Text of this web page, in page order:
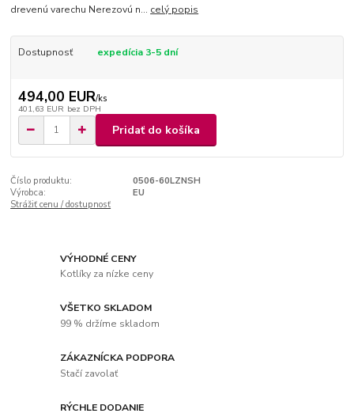
drevenú varechu Nerezovú n... celý popis
Dostupnosť expedícia 3-5 dní
494,00 EUR/ks
401,63 EUR bez DPH
Pridať do košíka
Číslo produktu:
0506-60LZNSH
Výrobca:
EU
Strážiť cenu / dostupnosť
VÝHODNÉ CENY
Kotlíky za nízke ceny
VŠETKO SKLADOM
99 % držíme skladom
ZÁKAZNÍCKA PODPORA
Stačí zavolať
RÝCHLE DODANIE